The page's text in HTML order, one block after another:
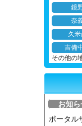
鏡
奈
久
吉備
その他の
お知
ポータル